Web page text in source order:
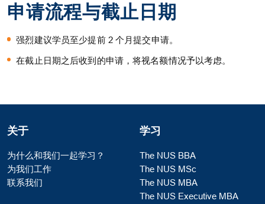
申请流程与截止日期
强烈建议学员至少提前 2 个月提交申请。
在截止日期之后收到的申请，将视名额情况予以考虑。
关于
为什么和我们一起学习？
为我们工作
联系我们
学习
The NUS BBA
The NUS MSc
The NUS MBA
The NUS Executive MBA